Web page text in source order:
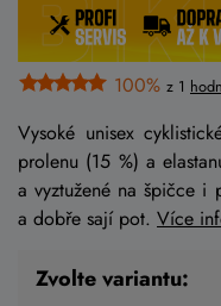
100% z 1
Vysoké unisex
prolenu (15 %) a
a vyztužené na špičce i
a dobře sají pot. Více
Zvolte variantu: